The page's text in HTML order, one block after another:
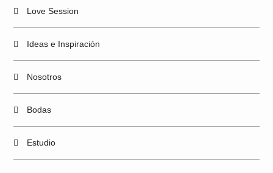
Love Session
Ideas e Inspiración
Nosotros
Bodas
Estudio